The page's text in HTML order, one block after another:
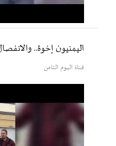
اليمنيون إخوة..
قناة اليوم الثامن